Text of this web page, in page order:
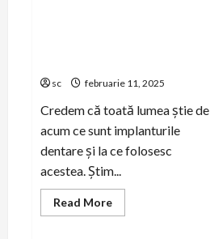
sc februarie 11, 2025
Credem că toată lumea știe de
acum ce sunt implanturile
dentare și la ce folosesc
acestea. Știm...
Read MoreRead
more